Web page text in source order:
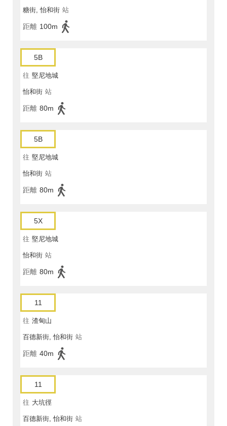
糖街, 怡和街 站
距離 100m
5B
往 堅尼地城
怡和街 站
距離 80m
5B
往 堅尼地城
怡和街 站
距離 80m
5X
往 堅尼地城
怡和街 站
距離 80m
11
往 渣甸山
百德新街, 怡和街 站
距離 40m
11
往 大坑徑
百德新街, 怡和街 站